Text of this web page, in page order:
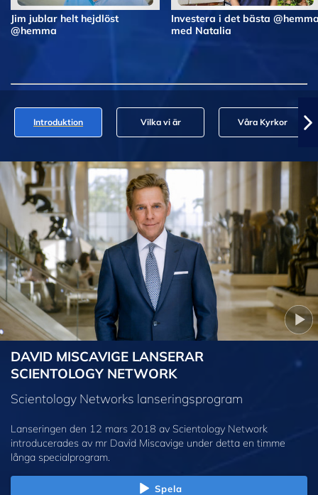
Jim jublar helt hejdlöst
@hemma
Investera i det bästa
med Natalia
Introduktion Vilka vi är Våra Kyrkor
DAVID MISCAVIGE LANSERAR
SCIENTOLOGY NETWORK
Scientology Networks lanseringsprogram
Lanseringen den 12 mars 2018 av Scientology Network
introducerades av mr David Miscavige under detta en timme
långa specialprogram.
Spela